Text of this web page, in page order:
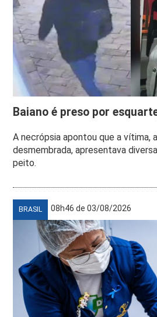
Baiano é preso por
A necrópsia apontou que a vítima,
desmembrada, apresentava
peito.
BRASIL 08h46 de 03/08/2026